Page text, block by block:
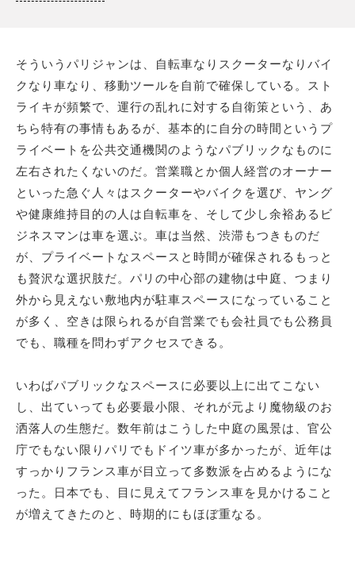
そういうパリジャンは、自転車なりスクーターなりバイ
クなり車なり、移動ツールを自前で確保している。スト
ライキが頻繁で、運行の乱れに対する自衛策という、あ
ちら特有の事情もあるが、基本的に自分の時間というプ
ライベートを公共交通機関のようなパブリックなものに
左右されたくないのだ。営業職とか個人経営のオーナー
といった急ぐ人々はスクーターやバイクを選び、ヤング
や健康維持目的の人は自転車を、そして少し余裕あるビ
ジネスマンは車を選ぶ。車は当然、渋滞もつきものだ
が、プライベートなスペースと時間が確保されるもっと
も贅沢な選択肢だ。パリの中心部の建物は中庭、つまり
外から見えない敷地内が駐車スペースになっていること
が多く、空きは限られるが自営業でも会社員でも公務員
でも、職種を問わずアクセスできる。
いわばパブリックなスペースに必要以上に出てこない
し、出ていっても必要最小限、それが元より魔物級のお
洒落人の生態だ。数年前はこうした中庭の風景は、官公
庁でもない限りパリでもドイツ車が多かったが、近年は
すっかりフランス車が目立って多数派を占めるようにな
った。日本でも、目に見えてフランス車を見かけること
が増えてきたのと、時期的にもほぼ重なる。